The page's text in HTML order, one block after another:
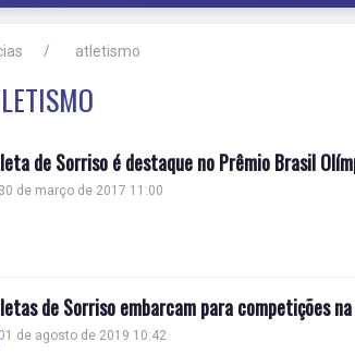
atletismo
de Sorriso é destaque no Prêmio Brasil
30 de março de 2017 11:00
de Sorriso embarcam para competições
01 de agosto de 2019 10:42